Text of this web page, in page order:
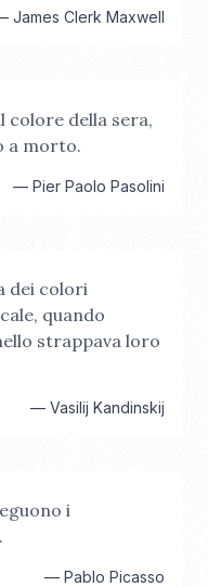
James Clerk Maxwell
colore della sera,
a morto.
— Pier Paolo Pasolini
dei colori
quando
strappava loro
— Vasilij Kandinskij
i
— Pablo Picasso